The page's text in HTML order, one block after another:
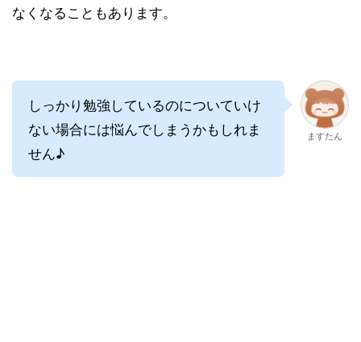
なくなることもあります。
しっかり勉強しているのについていけ
ない場合には悩んでしまうかもしれま
せん♪
ますたん